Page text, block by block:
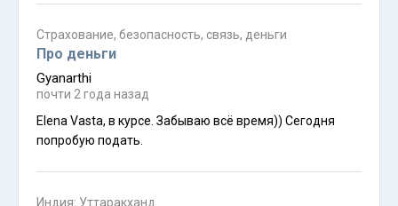
Страхование, безопасность, связь, деньги
Про деньги
Gyanarthi
почти 2 года назад
Elena Vasta, в курсе. Забываю всё время)) Сегодня
попробую подать.
Индия: Уттаракханд